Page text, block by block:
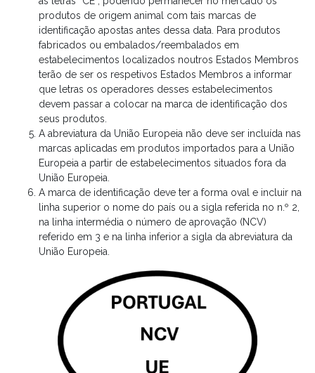
produtos de origem animal com tais marcas de
identificação apostas antes dessa data. Para produtos
fabricados ou embalados/reembalados em
estabelecimentos localizados noutros Estados Membros
terão de ser os respetivos Estados Membros a informar
que letras os operadores desses estabelecimentos
devem passar a colocar na marca de identificação dos
seus produtos.
A abreviatura da União Europeia não deve ser incluída nas
marcas aplicadas em produtos importados para a União
Europeia a partir de estabelecimentos situados fora da
União Europeia.
A marca de identificação deve ter a forma oval e incluir na
linha superior o nome do país ou a sigla referida no n.º 2,
na linha intermédia o número de aprovação (NCV)
referido em 3 e na linha inferior a sigla da abreviatura da
União Europeia.